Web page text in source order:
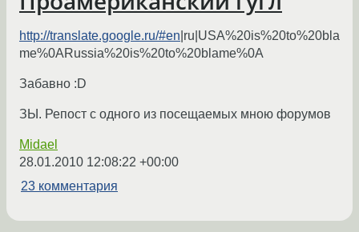
http://translate.google.ru/#en |ru|USA%20is%20to%20bla
me%0ARussia%20is%20to%20blame%0A
Забавно :D
ЗЫ. Репост с одного из посещаемых мною форумов
Midael
28.01.2010 12:08:22 +00:00
23 комментария